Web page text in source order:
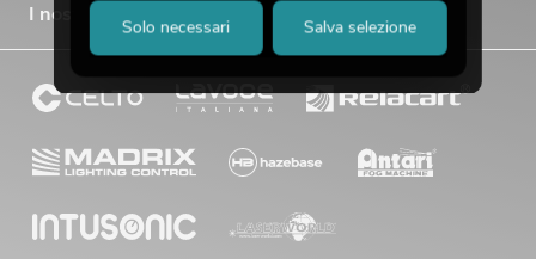
I nostri marchi di vendita
Solo necessari Salva selezione